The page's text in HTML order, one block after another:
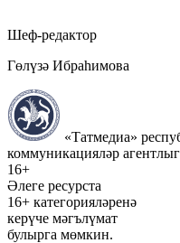
Шеф-редактор
Гөлүзә Ибраһимова
«Татмедиа»
коммуникацияләр
16+
Әлеге ресурста
16+ категорияләренә
керүче мәгълүмат
булырга мөмкин.